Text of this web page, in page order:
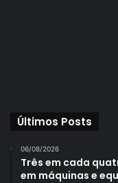
Últimos Posts
06/08/2026
Três em cada
em máquinas e